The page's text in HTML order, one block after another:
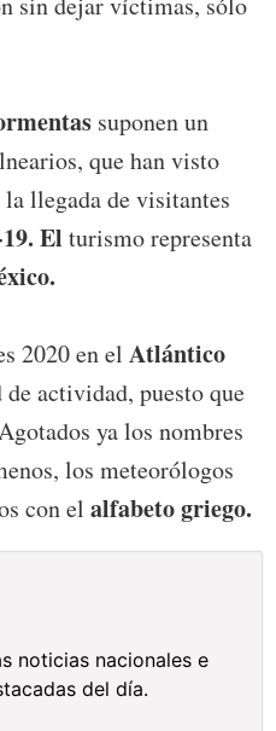
suponen un
que han visto
llegada de visitantes
El turismo representa
2020 en el Atlántico
actividad, puesto que
ya los nombres
los meteorólogos
con el alfabeto griego.
noticias nacionales e
del día.